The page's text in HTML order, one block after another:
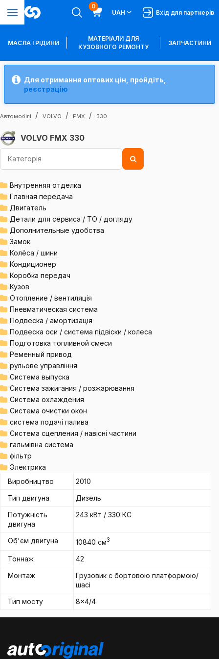
0
UAH
Вхід для партнерів
МАСЛА І РІДИНИ
МАТЕРІАЛИ ДЛЯ
КУЗОВНОГО РЕМОНТУ
ЗАПЧАСТИНИ
Для отримання оптових цін, пройдіть,
реєстрацію
Автомобілі VOLVO FMX 330
VOLVO FMX 330
Внутренняя отделка
Главная передача
Двигатель
Детали для сервиса / ТО / догляду
Дополнительные удобства
Замок
Колёса / шини
Кондиционер
Коробка передач
Кузов
Отопление / вентиляція
Пневматическая система
Подвеска / амортизація
Подвеска оси / система підвіски / колеса
Подготовка топливной смеси
Ременный привод
рульове управління
Система выпуска
Система зажигания / розжарювання
Система охлаждения
Система очистки окон
система подачі палива
Система сцепления / навісні частини
гальмівна система
фільтр
Электрика
Виробництво
2010
Тип двигуна
Дизель
Потужність
двигуна
243 кВт / 330 КС
Об'єм двигуна 10840 см3
Тоннаж
42
Монтаж
Грузовик c бортовою платформою/
шасі
Тип мосту
8x4/4